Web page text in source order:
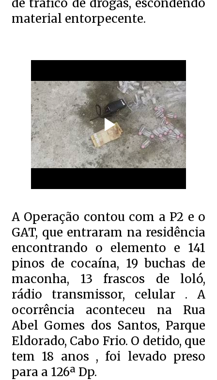
de tráfico de drogas, escondendo
material entorpecente.
A Operação contou com a P2 e o
GAT, que entraram na residência
encontrando o elemento e 141
pinos de cocaína, 19 buchas de
maconha, 13 frascos de loló,
rádio transmissor, celular . A
ocorrência aconteceu na Rua
Abel Gomes dos Santos, Parque
Eldorado, Cabo Frio. O detido, que
tem 18 anos , foi levado preso
para a 126ª Dp.